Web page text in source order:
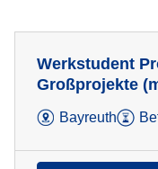
Werkstudent
Großprojekte
Bayreuth